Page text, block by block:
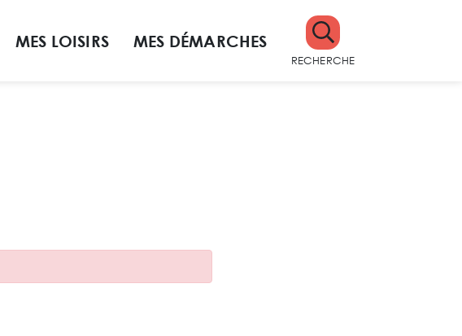
MES LOISIRS MES DÉMARCHES
RECHERCHE